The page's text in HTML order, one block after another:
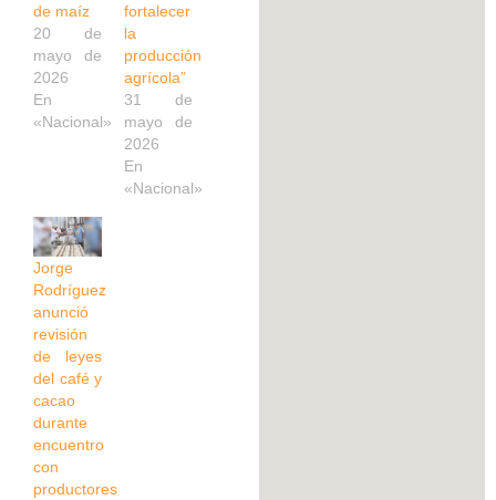
de maíz
20 de
mayo de
2026
En
«Nacional»
fortalecer
la
producción
agrícola”
31 de
mayo de
2026
En
«Nacional»
Jorge
Rodríguez
anunció
revisión
de leyes
del café y
cacao
durante
encuentro
con
productores